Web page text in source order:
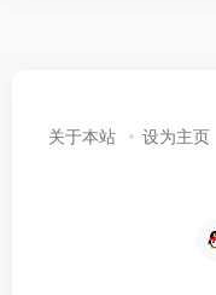
关于本站 设为主页